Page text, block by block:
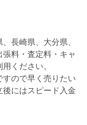
長崎県、大分県、
料・査定料・キャ
ください。
ので早く売りたい
後にはスピード入金